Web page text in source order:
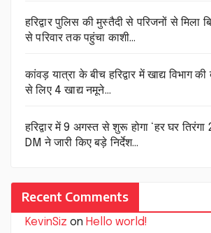
हरिद्वार पुलिस की मुस्तैदी से परिजनों से मिला
से परिवार तक पहुंचा काशी…
कांवड़ यात्रा के बीच हरिद्वार में खाद्य विभाग की
से लिए 4 खाद्य नमूने…
हरिद्वार में 9 अगस्त से शुरू होगा ‘हर घर तिरंगा
DM ने जारी किए बड़े निर्देश…
Recent Comments
KevinSiz on Hello world!